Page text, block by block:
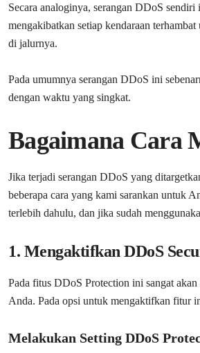
Secara analoginya, serangan DDoS
mengakibatkan setiap kendaraan
di jalurnya.
Pada umumnya serangan DDoS ini
dengan waktu yang singkat.
Bagaimana Cara
Jika terjadi serangan DDoS yang
beberapa cara yang kami sarankan untuk
terlebih dahulu, dan jika sudah
1. Mengaktifkan DDoS
Pada fitus DDoS Protection ini sangat
Anda. Pada opsi untuk mengaktifkan fitur
Melakukan Setting DDoS